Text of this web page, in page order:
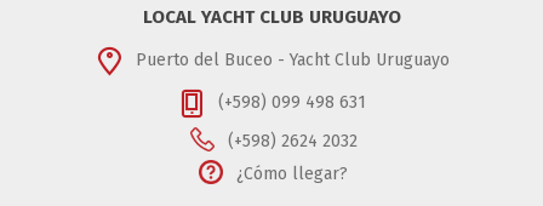
LOCAL YACHT CLUB URUGUAYO
Puerto del Buceo - Yacht Club Uruguayo
(+598) 099 498 631
(+598) 2624 2032
¿Cómo llegar?